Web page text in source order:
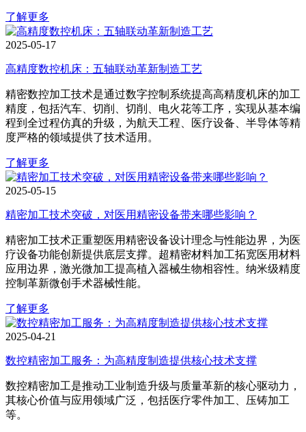
了解更多
2025-05-17
高精度数控机床：五轴联动革新制造工艺
精密数控加工技术是通过数字控制系统提高高精度机床的加工
精度，包括汽车、切削、切削、电火花等工序，实现从基本编
程到全过程仿真的升级，为航天工程、医疗设备、半导体等精
度严格的领域提供了技术适用。
了解更多
2025-05-15
精密加工技术突破，对医用精密设备带来哪些影响？
精密加工技术正重塑医用精密设备设计理念与性能边界，为医
疗设备功能创新提供底层支撑。超精密材料加工拓宽医用材料
应用边界，激光微加工提高植入器械生物相容性。纳米级精度
控制革新微创手术器械性能。
了解更多
2025-04-21
数控精密加工服务：为高精度制造提供核心技术支撑
数控精密加工是推动工业制造升级与质量革新的核心驱动力，
其核心价值与应用领域广泛，包括医疗零件加工、压铸加工
等。